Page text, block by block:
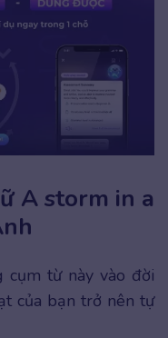
A storm in a
cụm từ này vào đời
của bạn trở nên tự